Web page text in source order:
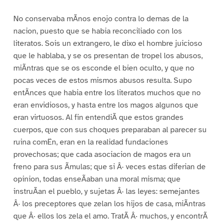
No conservaba mÃnos enojo contra lo demas de la
nacion, puesto que se habia reconciliado con los
literatos. Sois un extrangero, le dixo el hombre juicioso
que le hablaba, y se os presentan de tropel los abusos,
miÃntras que se os esconde el bien oculto, y que no
pocas veces de estos mismos abusos resulta. Supo
entÃnces que habia entre los literatos muchos que no
eran envidiosos, y hasta entre los magos algunos que
eran virtuosos. Al fin entendiÃ que estos grandes
cuerpos, que con sus choques preparaban al parecer su
ruina comËn, eran en la realidad fundaciones
provechosas; que cada asociacion de magos era un
freno para sus Ãmulas; que si Â· veces estas diferian de
opinion, todas enseÃaban una moral misma; que
instruÃan el pueblo, y sujetas Â· las leyes: semejantes
Â· los preceptores que zelan los hijos de casa, miÃntras
que Â· ellos los zela el amo. TratÃ Â· muchos, y encontrÃ